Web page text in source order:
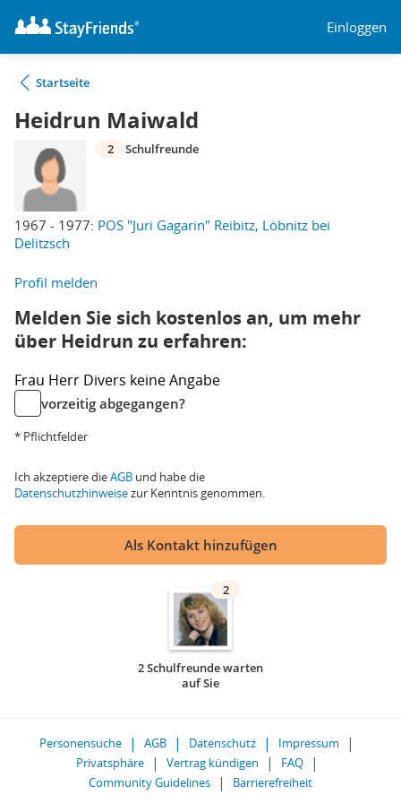
Einloggen
Startseite
Heidrun Maiwald
1967 - 1977: POS "Juri Gagarin" Reibitz, Löbnitz bei
Delitzsch
2 Schulfreunde
Profil melden
Melden Sie sich kostenlos an, um mehr
über Heidrun zu erfahren:
Frau Herr Divers keine Angabe
vorzeitig abgegangen?
* Pflichtfelder
Ich akzeptiere dieAGB und habe die
Datenschutzhinweisezur Kenntnis genommen.
Als Kontakt hinzufügen
2
2 Schulfreunde warten
auf Sie
Personensuche AGB Datenschutz
Impressum
Privatsphäre
Vertrag kündigen
FAQ
Community Guidelines
Barrierefreiheit